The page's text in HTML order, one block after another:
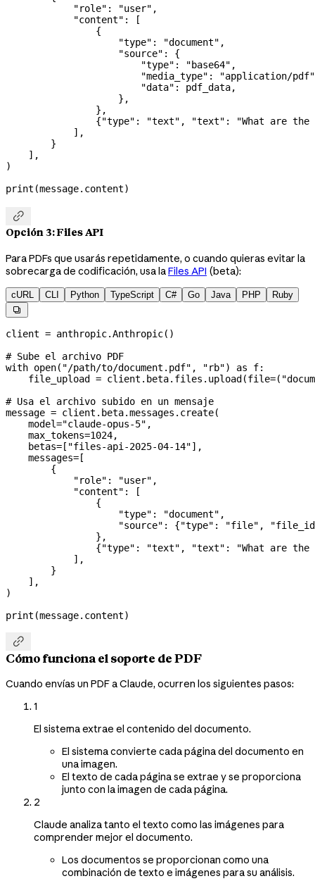
            "role"
: "user" ,
            "content"
: [
                {
                    "type"
: "document" ,
                    "source"
: {
                        "type"
: "base64" ,
                        "media_type"
:
"application/pdf"
                        "data"
: pdf_data,
                    },
                },
                {
"type" : "text" , "text" :
"What are
            ],
        }
    ],
)
print (message.content)

Opción 3: Files API
Para PDFs que usarás repetidamente, o cuando quieras evitar la
sobrecarga de codificación, usa laFiles API (beta):
cURL CLI Python TypeScript C# Go Java PHP Ruby

client = anthropic.Anthropic()
# Sube el archivo PDF
with open( "/path/to/document.pdf" , "rb") as f:
    file_upload
= client.beta.files.upload(file=(
# Usa el archivo subido en un mensaje
message = client.beta.messages.create(
    model
="claude-opus-5" ,
    max_tokens
=1024,
    betas
= [ "files-api-2025-04-14"],
    messages
= [
        {
            "role"
: "user" ,
            "content"
: [
                {
                    "type"
: "document" ,
                    "source"
: {"type" : "file" ,
                },
                {
"type" : "text" , "text" :
"What are
            ],
        }
    ],
)
print (message.content)

Cómo funciona el soporte de PDF
Cuando envías un PDF a Claude, ocurren los siguientes pasos:
1
El sistema extrae el contenido del documento.
El sistema convierte cada página del documento en
una imagen.
El texto de cada página se extrae y se proporciona
junto con la imagen de cada página.
2
Claude analiza tanto el texto como las imágenes para
comprender mejor el documento.
Los documentos se proporcionan como una
combinación de texto e imágenes para su análisis.